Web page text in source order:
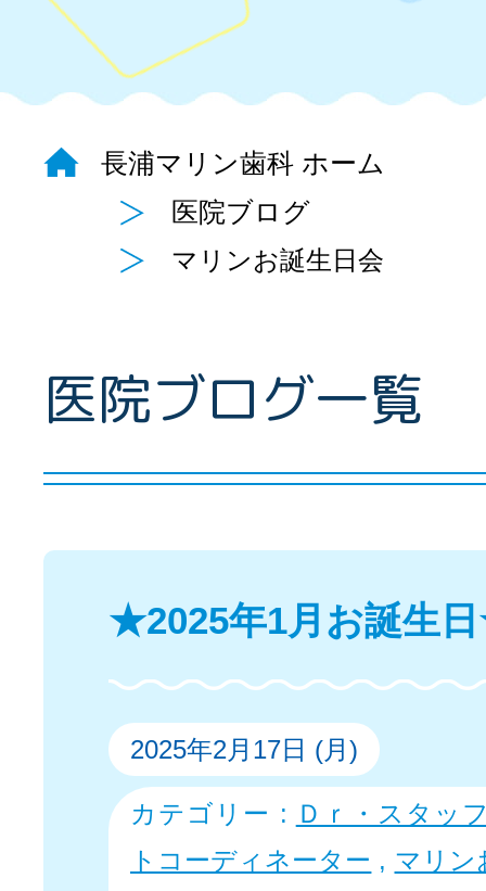
長浦マリン歯科 ホーム
医院ブログ
マリンお誕生日会
医院ブログ一覧
★2025年1月お誕生
2025年2月17日 (月)
カテゴリー : Ｄｒ・スタッ
トコーディネーター , マリン